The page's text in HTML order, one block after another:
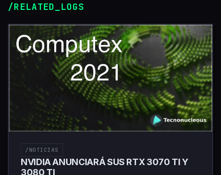
/RELATED_LOGS
/NOTICIAS
NVIDIA ANUNCIARÁ SUS RTX 3070 TI Y
3080 TI